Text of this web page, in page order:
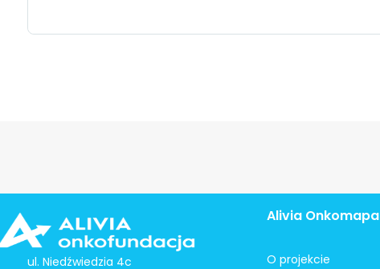
ul. Niedźwiedzia 4c
Alivia Onkomapa
O projekcie